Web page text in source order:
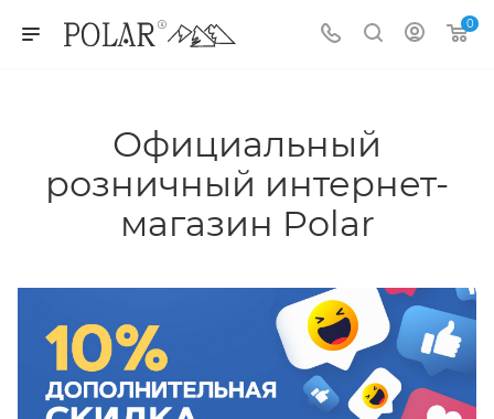
0
Официальный
розничный интернет-
магазин Polar